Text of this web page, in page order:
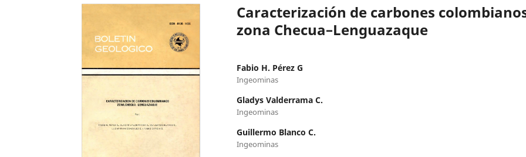
Caracterización de carbones
zona Checua–Lenguazaque
Fabio H. Pérez G
Ingeominas
Gladys Valderrama C.
Ingeominas
Guillermo Blanco C.
Ingeominas